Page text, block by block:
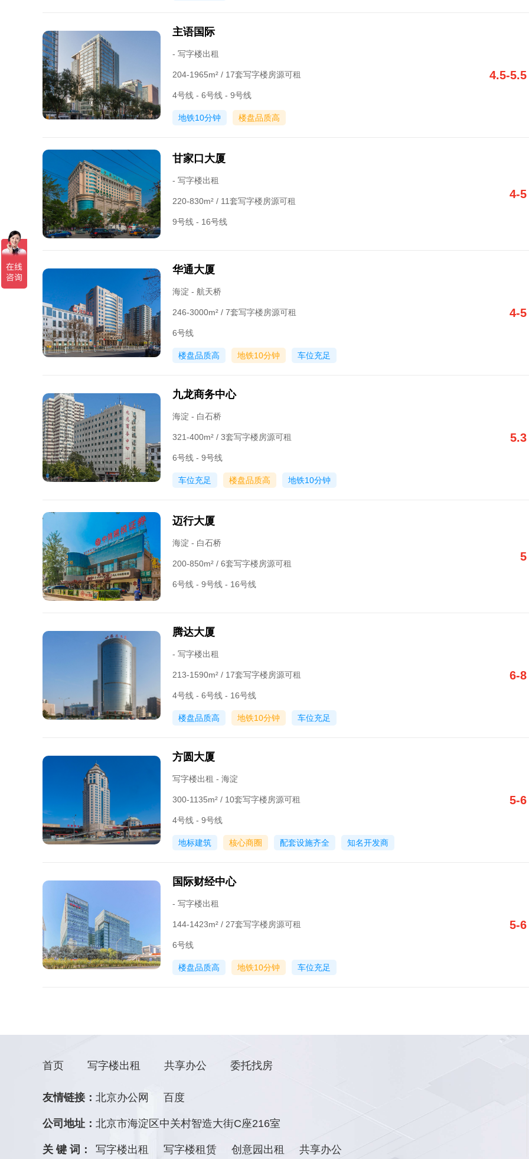
主语国际
- 写字楼出租
204-1965m² / 17套写字楼房源可租
4号线 - 6号线 - 9号线
地铁10分钟 楼盘品质高
4.5-5.5
甘家口大厦
- 写字楼出租
220-830m² / 11套写字楼房源可租
9号线 - 16号线
4-5
华通大厦
海淀 - 航天桥
246-3000m² / 7套写字楼房源可租
6号线
楼盘品质高 地铁10分钟 车位充足
4-5
九龙商务中心
海淀 - 白石桥
321-400m² / 3套写字楼房源可租
6号线 - 9号线
车位充足 楼盘品质高 地铁10分钟
5.3
迈行大厦
海淀 - 白石桥
200-850m² / 6套写字楼房源可租
6号线 - 9号线 - 16号线
5
腾达大厦
- 写字楼出租
213-1590m² / 17套写字楼房源可租
4号线 - 6号线 - 16号线
楼盘品质高 地铁10分钟 车位充足
6-8
方圆大厦
写字楼出租 - 海淀
300-1135m² / 10套写字楼房源可租
4号线 - 9号线
地标建筑 核心商圈 配套设施齐全 知名开发商
5-6
国际财经中心
- 写字楼出租
144-1423m² / 27套写字楼房源可租
6号线
楼盘品质高 地铁10分钟 车位充足
5-6
首页 写字楼出租 共享办公 委托找房
友情链接： 北京办公网 百度
公司地址： 北京市海淀区中关村智造大街C座216室
关 键 词： 写字楼出租 写字楼租赁 创意园出租 共享办公